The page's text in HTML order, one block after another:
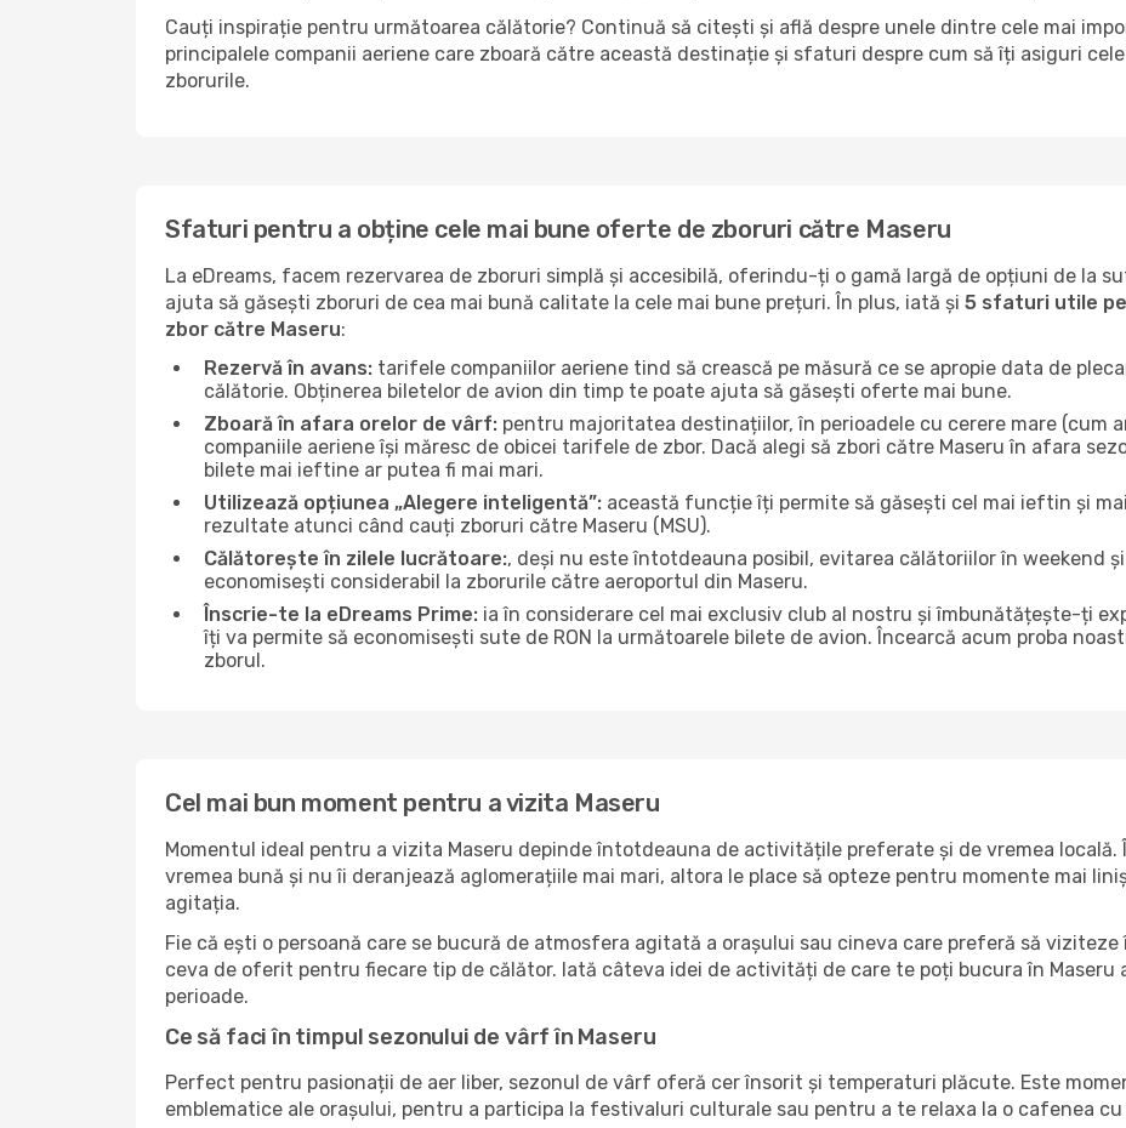
Cauți inspirație pentru următoarea călătorie? Continuă să citești și află despre unele dintre cele mai
principalele companii aeriene care zboară către această destinație și sfaturi despre cum să îți asiguri
zborurile.
Sfaturi pentru a obține cele mai bune oferte de zboruri către Maseru
La eDreams, facem rezervarea de zboruri simplă și accesibilă, oferindu-ți o gamă largă de opțiuni de la
ajuta să găsești zboruri de cea mai bună calitate la cele mai bune prețuri. În plus, iată și 5 sfaturi utile
zbor către Maseru:
Rezervă în avans: tarifele companiilor aeriene tind să crească pe măsură ce se apropie data de
călătorie. Obținerea biletelor de avion din timp te poate ajuta să găsești oferte mai bune.
Zboară în afara orelor de vârf: pentru majoritatea destinațiilor, în perioadele cu cerere mare (cum
companiile aeriene își măresc de obicei tarifele de zbor. Dacă alegi să zbori către Maseru în afara
bilete mai ieftine ar putea fi mai mari.
Utilizează opțiunea „Alegere inteligentă”: această funcție îți permite să găsești cel mai ieftin și
rezultate atunci când cauți zboruri către Maseru (MSU).
Călătorește în zilele lucrătoare:, deși nu este întotdeauna posibil, evitarea călătoriilor în weekend
economisești considerabil la zborurile către aeroportul din Maseru.
Înscrie-te la eDreams Prime: ia în considerare cel mai exclusiv club al nostru și îmbunătățește-ți
îți va permite să economisești sute de RON la următoarele bilete de avion. Încearcă acum proba
zborul.
Cel mai bun moment pentru a vizita Maseru
Momentul ideal pentru a vizita Maseru depinde întotdeauna de activitățile preferate și de vremea locală.
vremea bună și nu îi deranjează aglomerațiile mai mari, altora le place să opteze pentru momente mai
agitația.
Fie că ești o persoană care se bucură de atmosfera agitată a orașului sau cineva care preferă să
ceva de oferit pentru fiecare tip de călător. Iată câteva idei de activități de care te poți bucura în
perioade.
Ce să faci în timpul sezonului de vârf în Maseru
Perfect pentru pasionații de aer liber, sezonul de vârf oferă cer însorit și temperaturi plăcute. Este
emblematice ale orașului, pentru a participa la festivaluri culturale sau pentru a te relaxa la o cafenea cu